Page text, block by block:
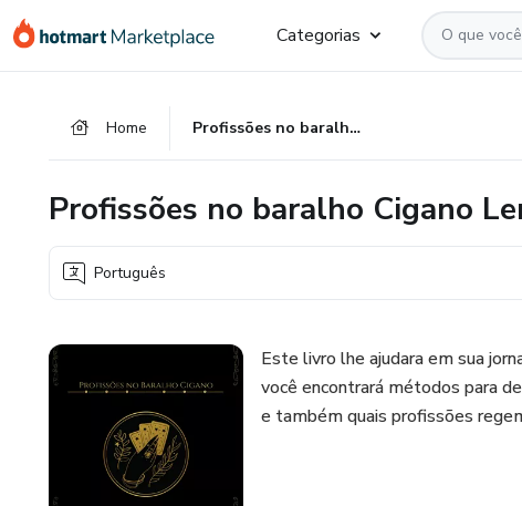
para
para
para
Categorias
Home Profissões no baralho Cigano Lenormand
Profissões no baralho Cigano
Português
Este livro lhe ajudara em sua
você encontrará métodos para
e também quais profissões